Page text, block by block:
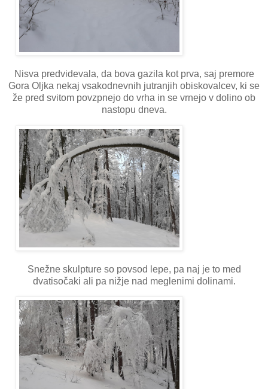
Nisva predvidevala, da bova gazila kot prva, saj premore
Gora Oljka nekaj vsakodnevnih jutranjih obiskovalcev, ki se
že pred svitom povzpnejo do vrha in se vrnejo v dolino ob
nastopu dneva.
Snežne skulpture so povsod lepe, pa naj je to med
dvatisočaki ali pa nižje nad meglenimi dolinami.